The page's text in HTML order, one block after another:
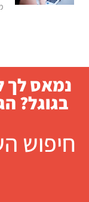
נמאס לך
בגוגל?
חיפוש